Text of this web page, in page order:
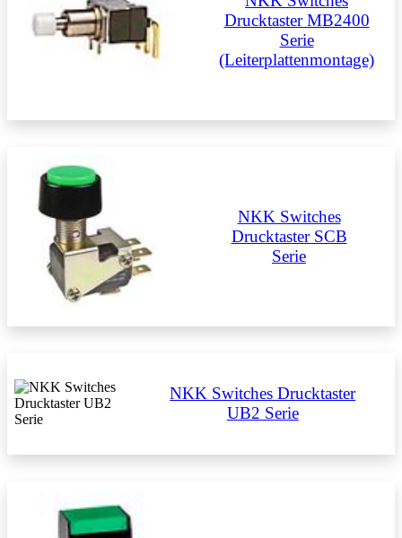
Drucktaster MB2400
Serie
(Leiterplattenmontage)
NKK Switches
Drucktaster SCB
Serie
NKK Switches Drucktaster
UB2 Serie